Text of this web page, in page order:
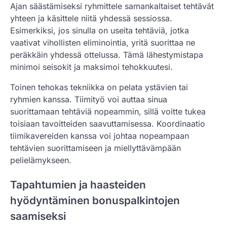
Ajan säästämiseksi ryhmittele samankaltaiset tehtävät
yhteen ja käsittele niitä yhdessä sessiossa.
Esimerkiksi, jos sinulla on useita tehtäviä, jotka
vaativat vihollisten eliminointia, yritä suorittaa ne
peräkkäin yhdessä ottelussa. Tämä lähestymistapa
minimoi seisokit ja maksimoi tehokkuutesi.
Toinen tehokas tekniikka on pelata ystävien tai
ryhmien kanssa. Tiimityö voi auttaa sinua
suorittamaan tehtäviä nopeammin, sillä voitte tukea
toisiaan tavoitteiden saavuttamisessa. Koordinaatio
tiimikavereiden kanssa voi johtaa nopeampaan
tehtävien suorittamiseen ja miellyttävämpään
pelielämykseen.
Tapahtumien ja haasteiden
hyödyntäminen bonuspalkintojen
saamiseksi